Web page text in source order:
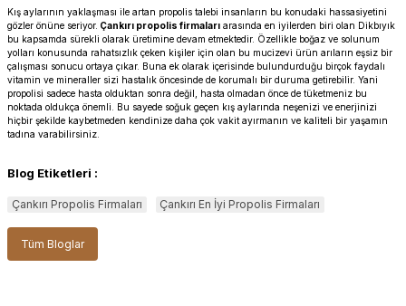
Kış aylarının yaklaşması ile artan propolis talebi insanların bu konudaki hassasiyetini
gözler önüne seriyor. Çankırı propolis firmaları arasında en iyilerden biri olan Dikbıyık
bu kapsamda sürekli olarak üretimine devam etmektedir. Özellikle boğaz ve solunum
yolları konusunda rahatsızlık çeken kişiler için olan bu mucizevi ürün arıların eşsiz bir
çalışması sonucu ortaya çıkar. Buna ek olarak içerisinde bulundurduğu birçok faydalı
vitamin ve mineraller sizi hastalık öncesinde de korumalı bir duruma getirebilir. Yani
propolisi sadece hasta olduktan sonra değil, hasta olmadan önce de tüketmeniz bu
noktada oldukça önemli. Bu sayede soğuk geçen kış aylarında neşenizi ve enerjinizi
hiçbir şekilde kaybetmeden kendinize daha çok vakit ayırmanın ve kaliteli bir yaşamın
tadına varabilirsiniz.
Blog Etiketleri :
Çankırı Propolis Firmaları Çankırı En İyi Propolis Firmaları
Tüm Bloglar